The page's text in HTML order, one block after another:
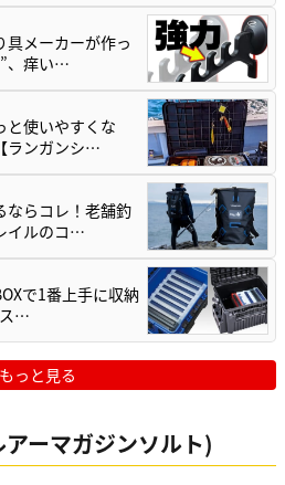
具メーカーが作っ
、痒い…
と使いやすくな
ランガンシ…
ならコレ！老舗釣
イルのコ…
で1番上手に収納
ス…
もっと見る
ーマガジンソルト)